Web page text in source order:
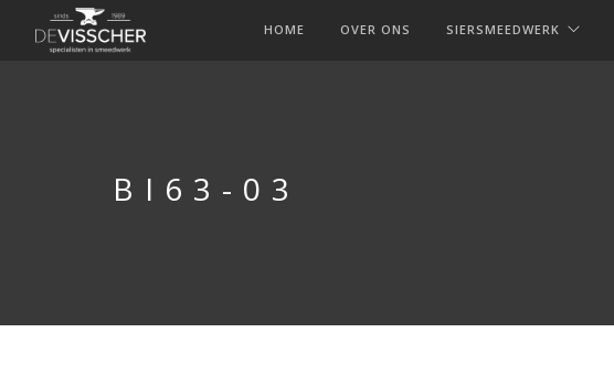
HOME OVER ONS SIERSMEEDWERK
BI63-03